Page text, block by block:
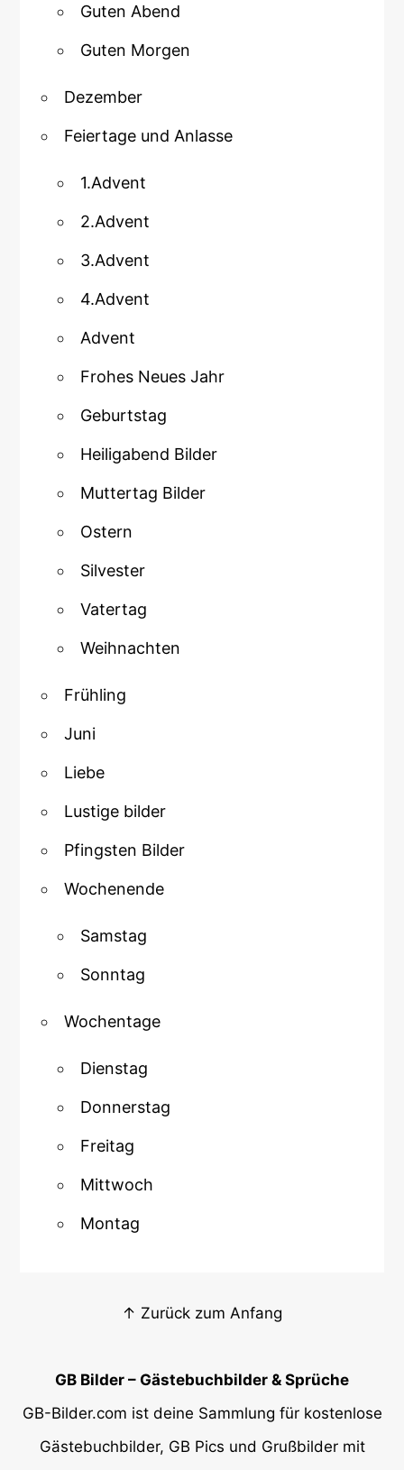
Guten Abend
Guten Morgen
Dezember
Feiertage und Anlasse
1.Advent
2.Advent
3.Advent
4.Advent
Advent
Frohes Neues Jahr
Geburtstag
Heiligabend Bilder
Muttertag Bilder
Ostern
Silvester
Vatertag
Weihnachten
Frühling
Juni
Liebe
Lustige bilder
Pfingsten Bilder
Wochenende
Samstag
Sonntag
Wochentage
Dienstag
Donnerstag
Freitag
Mittwoch
Montag
↑ Zurück zum Anfang
GB Bilder – Gästebuchbilder & Sprüche
GB-Bilder.com ist deine Sammlung für kostenlose
Gästebuchbilder, GB Pics und Grußbilder mit